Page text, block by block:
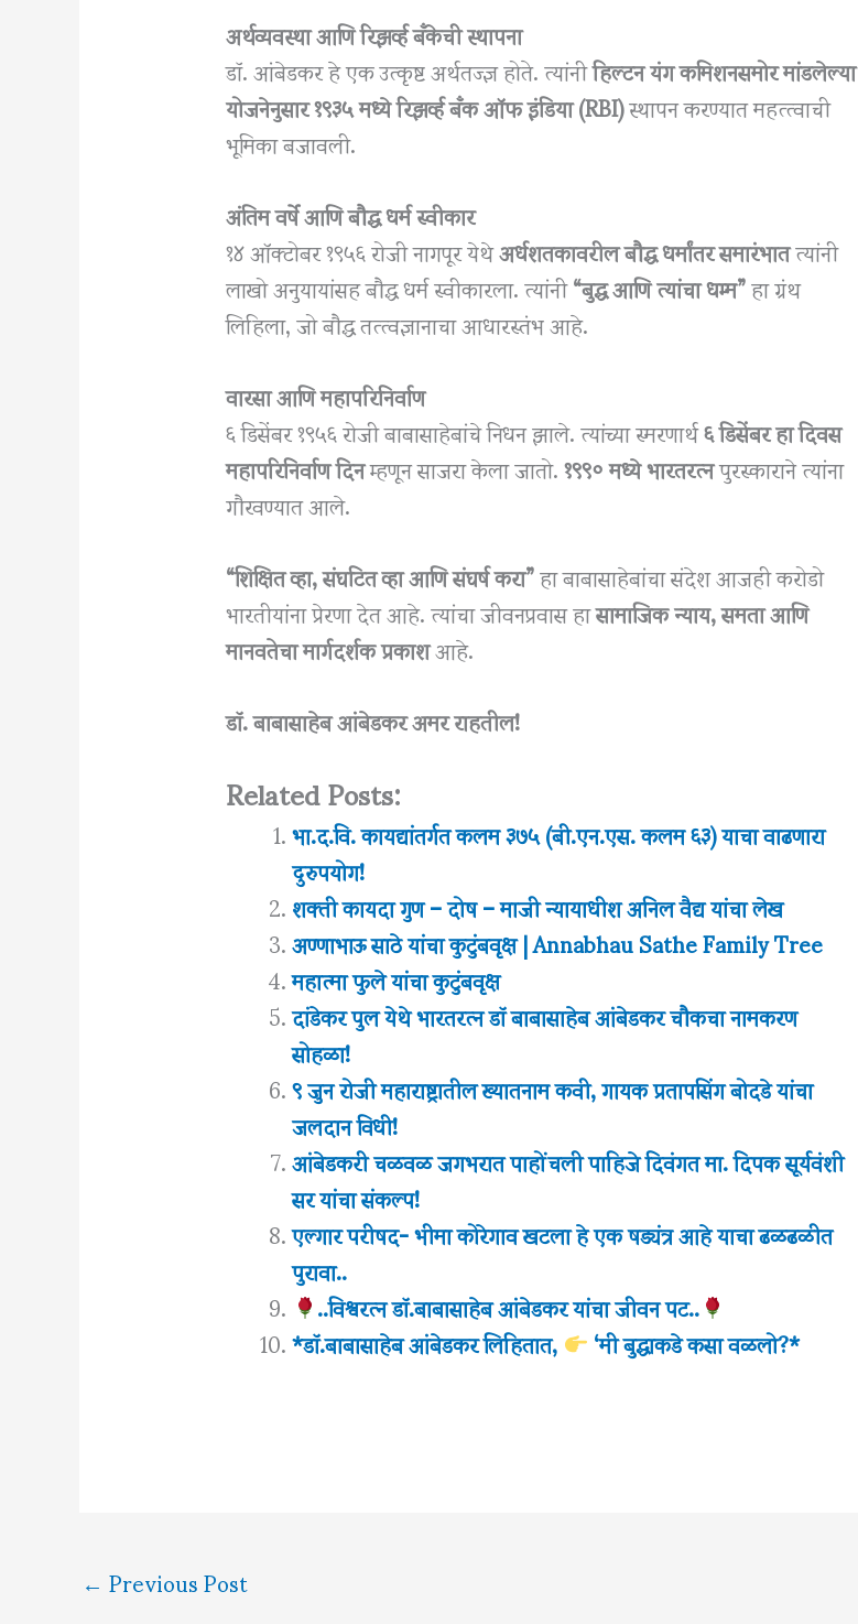
अर्थव्यवस्था आणि रिझर्व्ह बँकेची स्थापना
डॉ. आंबेडकर हे एक उत्कृष्ट अर्थतज्ज्ञ होते. त्यांनीहिल्टन यंग कमिशनसमोर मांडलेल्या
योजनेनुसार १९३५ मध्ये रिझर्व्ह बँक ऑफ इंडिया (RBI)स्थापन करण्यात महत्त्वाची
भूमिका बजावली.
अंतिम वर्षे आणि बौद्ध धर्म स्वीकार
१४ ऑक्टोबर १९५६ रोजी नागपूर येथेअर्धशतकावरील बौद्ध धर्मांतर समारंभातत्यांनी
लाखो अनुयायांसह बौद्ध धर्म स्वीकारला. त्यांनी“बुद्ध आणि त्यांचा धम्म”हा ग्रंथ
लिहिला, जो बौद्ध तत्त्वज्ञानाचा आधारस्तंभ आहे.
वारसा आणि महापरिनिर्वाण
६ डिसेंबर १९५६ रोजी बाबासाहेबांचे निधन झाले. त्यांच्या स्मरणार्थ६ डिसेंबर हा दिवस
महापरिनिर्वाण दिनम्हणून साजरा केला जातो.१९९० मध्ये भारतरत्नपुरस्काराने त्यांना
गौरवण्यात आले.
“शिक्षित व्हा, संघटित व्हा आणि संघर्ष करा”हा बाबासाहेबांचा संदेश आजही करोडो
भारतीयांना प्रेरणा देत आहे. त्यांचा जीवनप्रवास हासामाजिक न्याय, समता आणि
मानवतेचा मार्गदर्शक प्रकाशआहे.
डॉ. बाबासाहेब आंबेडकर अमर राहतील!
Related Posts:
भा.द.वि. कायद्यांतर्गत कलम ३७५ (बी.एन.एस. कलम ६३) याचा वाढणारा
दुरुपयोग!
शक्ती कायदा गुण – दोष – माजी न्यायाधीश अनिल वैद्य यांचा लेख
अण्णाभाऊ साठे यांचा कुटुंबवृक्ष | Annabhau Sathe Family Tree
महात्मा फुले यांचा कुटुंबवृक्ष
दांडेकर पुल येथे भारतरत्न डॉ बाबासाहेब आंबेडकर चौकचा नामकरण
सोहळा!
९ जुन रोजी महाराष्ट्रातील ख्यातनाम कवी, गायक प्रतापसिंग बोदडे यांचा
जलदान विधी!
आंबेडकरी चळवळ जगभरात पाहोंचली पाहिजे दिवंगत मा. दिपक सूर्यवंशी
सर यांचा संकल्प!
एल्गार परीषद- भीमा कोरेगाव खटला हे एक षड्यंत्र आहे याचा ढळढळीत
पुरावा..
..विश्वरत्‍न डॉ.बाबासाहेब आंबेडकर यांचा जीवन पट..
*डॉ.बाबासाहेब आंबेडकर लिहितात, ‘मी बुद्धाकडे कसा वळलो?*
←Previous Post